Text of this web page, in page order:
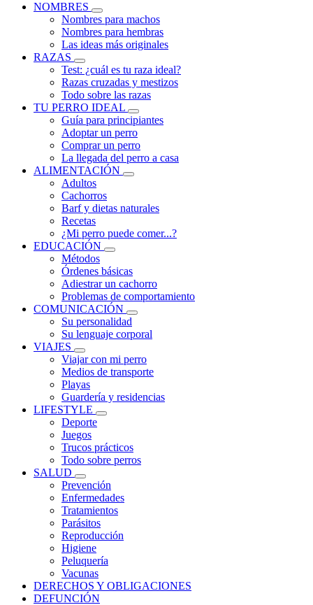
NOMBRES
Nombres para machos
Nombres para hembras
Las ideas más originales
RAZAS
Test: ¿cuál es tu raza ideal?
Razas cruzadas y mestizos
Todo sobre las razas
TU PERRO IDEAL
Guía para principiantes
Adoptar un perro
Comprar un perro
La llegada del perro a casa
ALIMENTACIÓN
Adultos
Cachorros
Barf y dietas naturales
Recetas
¿Mi perro puede comer...?
EDUCACIÓN
Métodos
Órdenes básicas
Adiestrar un cachorro
Problemas de comportamiento
COMUNICACIÓN
Su personalidad
Su lenguaje corporal
VIAJES
Viajar con mi perro
Medios de transporte
Playas
Guardería y residencias
LIFESTYLE
Deporte
Juegos
Trucos prácticos
Todo sobre perros
SALUD
Prevención
Enfermedades
Tratamientos
Parásitos
Reproducción
Higiene
Peluquería
Vacunas
DERECHOS Y OBLIGACIONES
DEFUNCIÓN